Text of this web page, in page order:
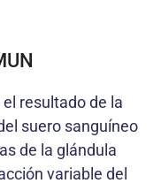
resultado de la
suero sanguíneo
de la glándula
variable del